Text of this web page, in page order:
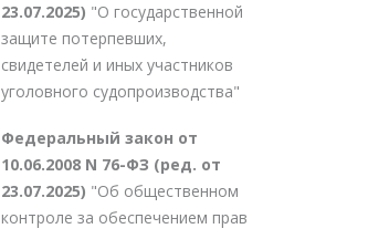
23.07.2025) "О государственной
защите потерпевших,
свидетелей и иных участников
уголовного судопроизводства"
Федеральный закон от
10.06.2008 N 76-ФЗ (ред. от
23.07.2025) "Об общественном
контроле за обеспечением прав